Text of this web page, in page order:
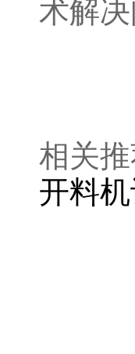
术解
相
开料